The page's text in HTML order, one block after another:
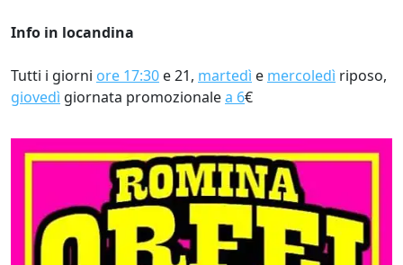
Info in locandina
Tutti i giorni ore 17:30 e 21, martedì e mercoledì riposo,
giovedì giornata promozionalea 6€